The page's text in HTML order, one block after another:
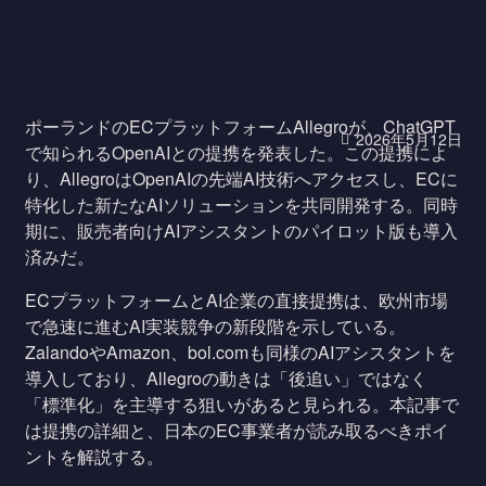
2026年5月12日
ポーランドのECプラットフォームAllegroが、ChatGPT
で知られるOpenAIとの提携を発表した。この提携によ
り、AllegroはOpenAIの先端AI技術へアクセスし、ECに
特化した新たなAIソリューションを共同開発する。同時
期に、販売者向けAIアシスタントのパイロット版も導入
済みだ。
ECプラットフォームとAI企業の直接提携は、欧州市場
で急速に進むAI実装競争の新段階を示している。
ZalandoやAmazon、bol.comも同様のAIアシスタントを
導入しており、Allegroの動きは「後追い」ではなく
「標準化」を主導する狙いがあると見られる。本記事で
は提携の詳細と、日本のEC事業者が読み取るべきポイ
ントを解説する。